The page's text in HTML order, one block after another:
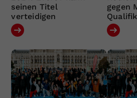
seinen Titel
verteidigen
gegen